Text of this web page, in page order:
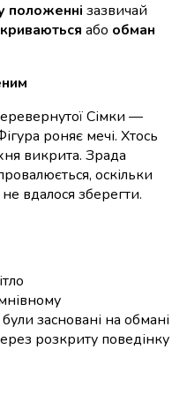
положенні зазвичай
або обман
Сімки —
роняє мечі. Хтось
викрита. Зрада
оскільки
вдалося зберегти.
засновані на обмані
розкриту поведінку